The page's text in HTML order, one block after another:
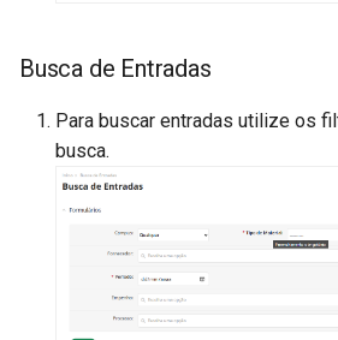
Busca de Entradas
Para buscar entradas utilize os
busca.